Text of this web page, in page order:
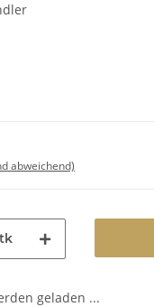
abweichend)
geladen ...